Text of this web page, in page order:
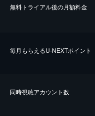
無料トライアル後の⽉額料金
毎⽉もらえるU-NEXTポイント
同時視聴アカウント数